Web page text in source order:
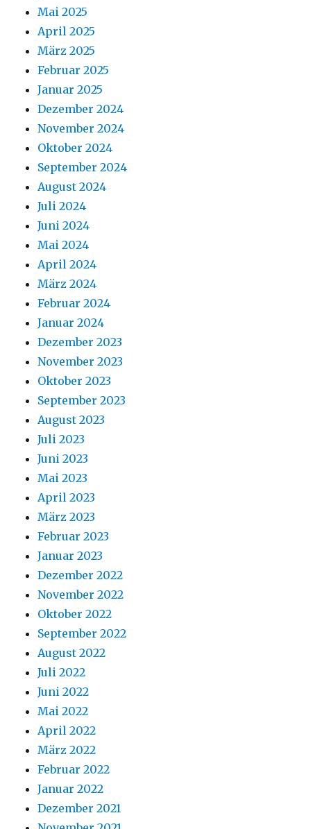
Mai 2025
April 2025
März 2025
Februar 2025
Januar 2025
Dezember 2024
November 2024
Oktober 2024
September 2024
August 2024
Juli 2024
Juni 2024
Mai 2024
April 2024
März 2024
Februar 2024
Januar 2024
Dezember 2023
November 2023
Oktober 2023
September 2023
August 2023
Juli 2023
Juni 2023
Mai 2023
April 2023
März 2023
Februar 2023
Januar 2023
Dezember 2022
November 2022
Oktober 2022
September 2022
August 2022
Juli 2022
Juni 2022
Mai 2022
April 2022
März 2022
Februar 2022
Januar 2022
Dezember 2021